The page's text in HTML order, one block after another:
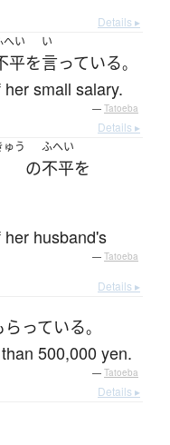
Details ▸
へい
平を
い
言っている。
small salary.
— Tatoeba
Details ▸
う
の
ふへい
不平を
husband's
— Tatoeba
Details ▸
らっている。
500,000 yen.
— Tatoeba
Details ▸